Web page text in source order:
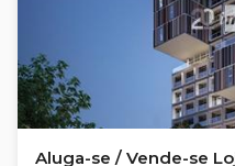
Aluga-se / Vende-se